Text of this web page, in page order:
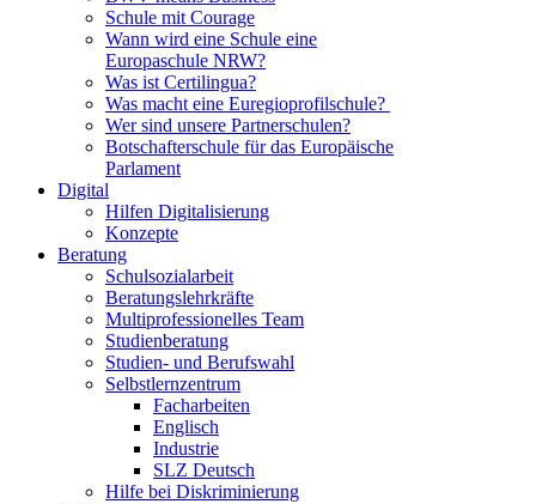
Schule mit Courage
Wann wird eine Schule eine
Europaschule NRW?
Was ist Certilingua?
Was macht eine Euregioprofilschule?
Wer sind unsere Partnerschulen?
Botschafterschule für das Europäische
Parlament
Digital
Hilfen Digitalisierung
Konzepte
Beratung
Schulsozialarbeit
Beratungslehrkräfte
Multiprofessionelles Team
Studienberatung
Studien- und Berufswahl
Selbstlernzentrum
Facharbeiten
Englisch
Industrie
SLZ Deutsch
Hilfe bei Diskriminierung